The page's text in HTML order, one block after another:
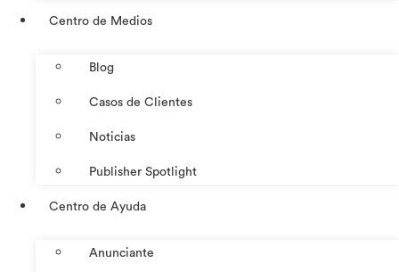
Centro de Medios
Blog
Casos de Clientes
Noticias
Publisher Spotlight
Centro de Ayuda
Anunciante